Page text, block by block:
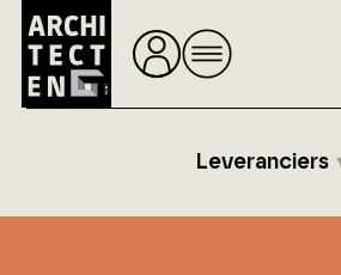
Leveranciers